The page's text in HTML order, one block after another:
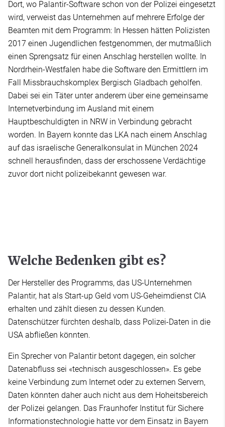
Dort, wo Palantir-Software schon von der Polizei eingesetzt
wird, verweist das Unternehmen auf mehrere Erfolge der
Beamten mit dem Programm: In Hessen hätten Polizisten
2017 einen Jugendlichen festgenommen, der mutmaßlich
einen Sprengsatz für einen Anschlag herstellen wollte. In
Nordrhein-Westfalen habe die Software den Ermittlern im
Fall Missbrauchskomplex Bergisch Gladbach geholfen.
Dabei sei ein Täter unter anderem über eine gemeinsame
Internetverbindung im Ausland mit einem
Hauptbeschuldigten in NRW in Verbindung gebracht
worden. In Bayern konnte das LKA nach einem Anschlag
auf das israelische Generalkonsulat in München 2024
schnell herausfinden, dass der erschossene Verdächtige
zuvor dort nicht polizeibekannt gewesen war.
Welche Bedenken gibt es?
Der Hersteller des Programms, das US-Unternehmen
Palantir, hat als Start-up Geld vom US-Geheimdienst CIA
erhalten und zählt diesen zu dessen Kunden.
Datenschützer fürchten deshalb, dass Polizei-Daten in die
USA abfließen könnten.
Ein Sprecher von Palantir betont dagegen, ein solcher
Datenabfluss sei «technisch ausgeschlossen». Es gebe
keine Verbindung zum Internet oder zu externen Servern,
Daten könnten daher auch nicht aus dem Hoheitsbereich
der Polizei gelangen. Das Fraunhofer Institut für Sichere
Informationstechnologie hatte vor dem Einsatz in Bayern